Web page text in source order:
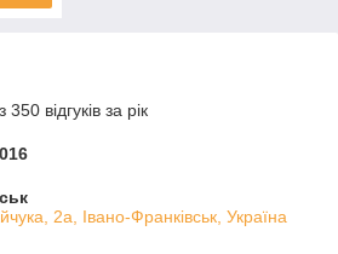
відгуків за рік
2а, Івано-Франківськ, Україна